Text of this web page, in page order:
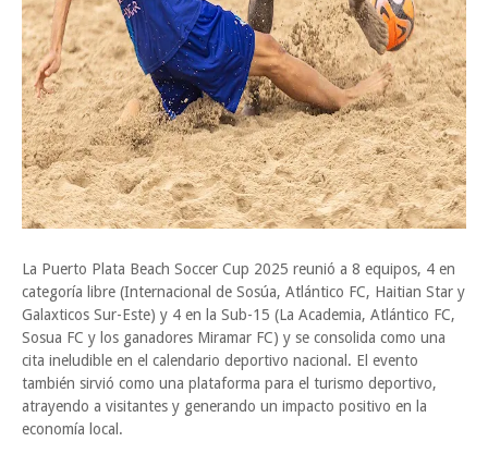
La Puerto Plata Beach Soccer Cup 2025 reunió a 8 equipos, 4 en
categoría libre (Internacional de Sosúa, Atlántico FC, Haitian Star y
Galaxticos Sur-Este) y 4 en la Sub-15 (La Academia, Atlántico FC,
Sosua FC y los ganadores Miramar FC) y se consolida como una
cita ineludible en el calendario deportivo nacional. El evento
también sirvió como una plataforma para el turismo deportivo,
atrayendo a visitantes y generando un impacto positivo en la
economía local.